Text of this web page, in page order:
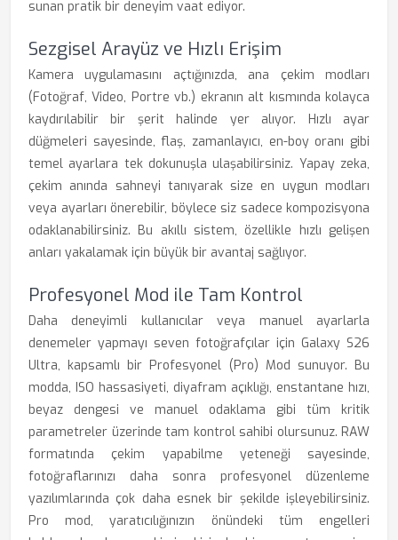
sunan pratik bir deneyim vaat ediyor.
Sezgisel Arayüz ve Hızlı Erişim
Kamera uygulamasını açtığınızda, ana çekim modları
(Fotoğraf, Video, Portre vb.) ekranın alt kısmında kolayca
kaydırılabilir bir şerit halinde yer alıyor. Hızlı ayar
düğmeleri sayesinde, flaş, zamanlayıcı, en-boy oranı gibi
temel ayarlara tek dokunuşla ulaşabilirsiniz. Yapay zeka,
çekim anında sahneyi tanıyarak size en uygun modları
veya ayarları önerebilir, böylece siz sadece kompozisyona
odaklanabilirsiniz. Bu akıllı sistem, özellikle hızlı gelişen
anları yakalamak için büyük bir avantaj sağlıyor.
Profesyonel Mod ile Tam Kontrol
Daha deneyimli kullanıcılar veya manuel ayarlarla
denemeler yapmayı seven fotoğrafçılar için Galaxy S26
Ultra, kapsamlı bir Profesyonel (Pro) Mod sunuyor. Bu
modda, ISO hassasiyeti, diyafram açıklığı, enstantane hızı,
beyaz dengesi ve manuel odaklama gibi tüm kritik
parametreler üzerinde tam kontrol sahibi olursunuz. RAW
formatında çekim yapabilme yeteneği sayesinde,
fotoğraflarınızı daha sonra profesyonel düzenleme
yazılımlarında çok daha esnek bir şekilde işleyebilirsiniz.
Pro mod, yaratıcılığınızın önündeki tüm engelleri